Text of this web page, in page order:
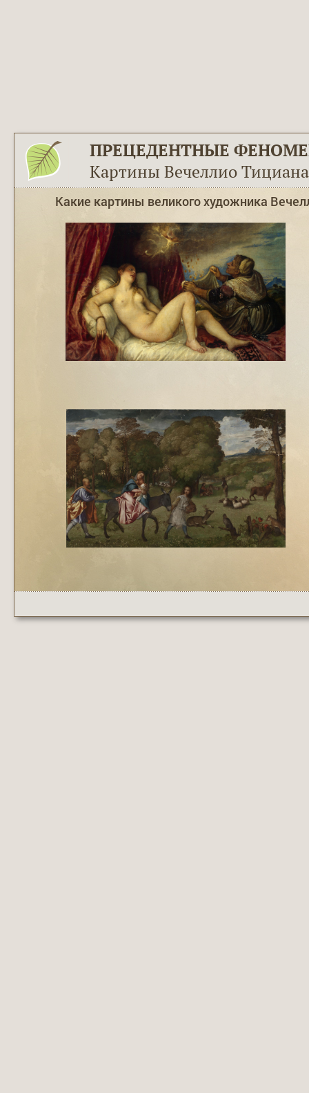
ПРЕЦЕДЕНТНЫЕ
Картины Вечеллио
Какие картины великого художника